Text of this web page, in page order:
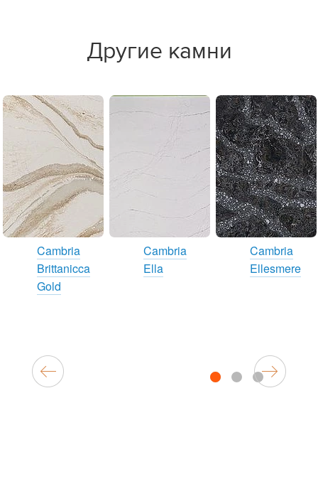
Другие камни
Cambria
Brittanicca
Gold
Cambria
Ella
Cambria
Ellesmere
1 2 3